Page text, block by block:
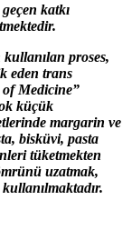
katkı
proses,
eden trans
of Medicine”
küçük
margarin ve
bisküvi, pasta
tüketmekten
uzatmak,